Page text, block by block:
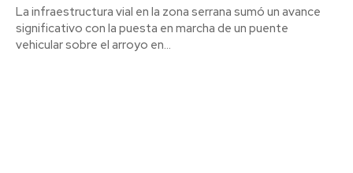
La infraestructura vial en la zona serrana sumó un avance
significativo con la puesta en marcha de un puente
vehicular sobre el arroyo en...